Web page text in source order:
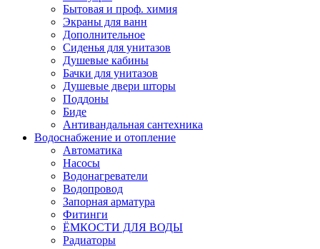
Бытовая и проф. химия
Экраны для ванн
Дополнительное
Сиденья для унитазов
Душевые кабины
Бачки для унитазов
Душевые двери шторы
Поддоны
Биде
Антивандальная сантехника
Водоснабжение и отопление
Автоматика
Насосы
Водонагреватели
Водопровод
Запорная арматура
Фитинги
ЁМКОСТИ ДЛЯ ВОДЫ
Радиаторы